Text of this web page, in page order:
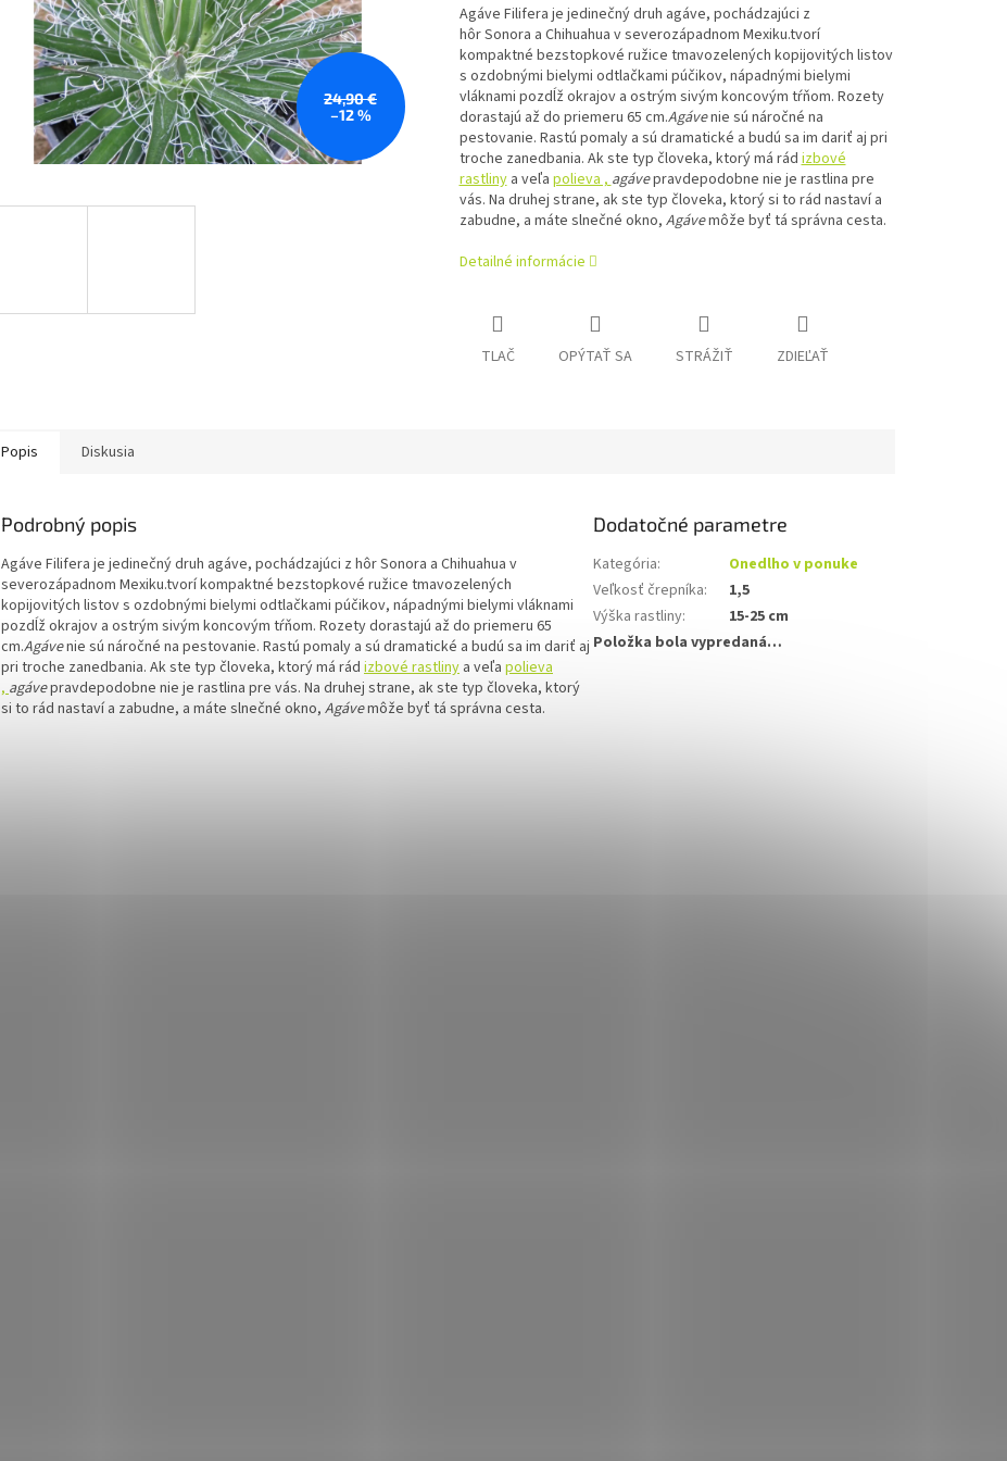
24,90 €
–12 %
Agáve Filifera je jedinečný druh agáve, pochádzajúci z
hôrSonora a Chihuahua v severozápadnom Mexiku.tvorí
kompaktné bezstopkové ružice tmavozelených kopijovitých listov
s ozdobnými bielymi odtlačkami púčikov, nápadnými bielymi
vláknami pozdĺž okrajov a ostrým sivým koncovým tŕňom. Rozety
dorastajú až do priemeru 65 cm.Agávenie sú náročné na
pestovanie. Rastú pomaly a sú dramatické a budú sa im dariť aj pri
troche zanedbania. Ak ste typ človeka, ktorý má rádizbové
rastlinya veľa polieva ,agávepravdepodobne nie je rastlina pre
vás. Na druhej strane, ak ste typ človeka, ktorý si to rád nastaví a
zabudne, a máte slnečné okno, Agávemôže byť tá správna cesta.
Detailné informácie
TLAČ OPÝTAŤ SA STRÁŽIŤ ZDIEĽAŤ
Popis Diskusia
Podrobný popis
Agáve Filifera je jedinečný druh agáve, pochádzajúci z hôrSonora a Chihuahua v
severozápadnom Mexiku.tvorí kompaktné bezstopkové ružice tmavozelených
kopijovitých listov s ozdobnými bielymi odtlačkami púčikov, nápadnými bielymi vláknami
pozdĺž okrajov a ostrým sivým koncovým tŕňom. Rozety dorastajú až do priemeru 65
cm.Agávenie sú náročné na pestovanie. Rastú pomaly a sú dramatické a budú sa im dariť aj
pri troche zanedbania. Ak ste typ človeka, ktorý má rád izbové rastliny a veľa polieva
,agávepravdepodobne nie je rastlina pre vás. Na druhej strane, ak ste typ človeka, ktorý
si to rád nastaví a zabudne, a máte slnečné okno, Agávemôže byť tá správna cesta.
Dodatočné parametre
Kategória:
Onedlho v ponuke
Veľkosť črepníka:
1,5
Výška rastliny:
15-25 cm
Položka bola vypredaná…